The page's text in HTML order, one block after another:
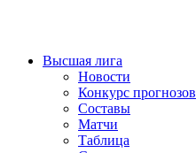
Высшая лига
Новости
Конкурс прогнозов
Составы
Матчи
Таблица